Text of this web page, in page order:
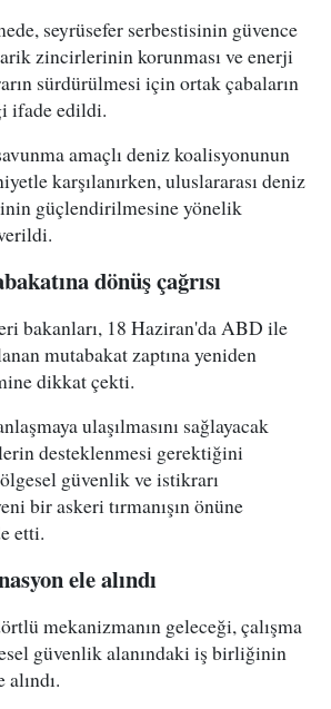
seyrüsefer serbestisinin güvence
zincirlerinin korunması ve enerji
sürdürülmesi için ortak çabaların
ifade edildi.
amaçlı deniz koalisyonunun
karşılanırken, uluslararası deniz
güçlendirilmesine yönelik
dönüş çağrısı
bakanları, 18 Haziran'da ABD ile
mutabakat zaptına yeniden
dikkat çekti.
ulaşılmasını sağlayacak
desteklenmesi gerektiğini
güvenlik ve istikrarı
bir askeri tırmanışın önüne
etti.
ele alındı
mekanizmanın geleceği, çalışma
güvenlik alanındaki iş birliğinin